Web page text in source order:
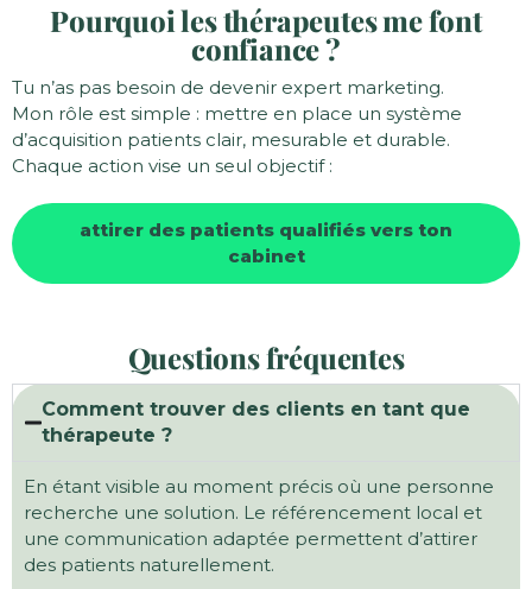
Pourquoi les thérapeutes me font
confiance ?
Tu n’as pas besoin de devenir expert marketing.
Mon rôle est simple : mettre en place un système
d’acquisition patients clair, mesurable et durable.
Chaque action vise un seul objectif :
attirer des patients qualifiés vers ton
cabinet
Questions fréquentes
Comment trouver des clients en tant que
thérapeute ?
En étant visible au moment précis où une personne
recherche une solution. Le référencement local et
une communication adaptée permettent d’attirer
des patients naturellement.